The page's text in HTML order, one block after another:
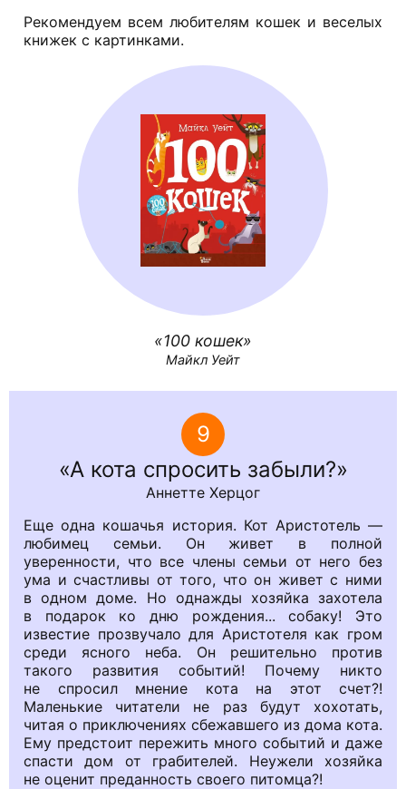
Рекомендуем всем любителям кошек и веселых
книжек с картинками.
100 кошек
Майкл Уейт
9
А кота спросить забыли?
Аннетте Херцог
Еще одна кошачья история. Кот Аристотель —
любимец семьи. Он живет в полной
уверенности, что все члены семьи от него без
ума и счастливы от того, что он живет с ними
в одном доме. Но однажды хозяйка захотела
в подарок ко дню рождения... собаку! Это
известие прозвучало для Аристотеля как гром
среди ясного неба. Он решительно против
такого развития событий! Почему никто
не спросил мнение кота на этот счет?!
Маленькие читатели не раз будут хохотать,
читая о приключениях сбежавшего из дома кота.
Ему предстоит пережить много событий и даже
спасти дом от грабителей. Неужели хозяйка
не оценит преданность своего питомца?!